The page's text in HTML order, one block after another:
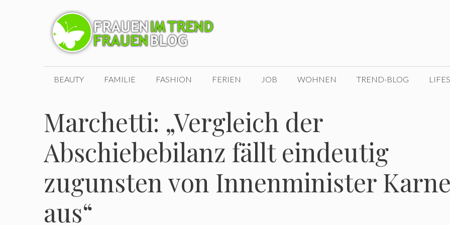
BEAUTY FAMILIE FASHION FERIEN JOB WOHNEN TREND-BLOG
Marchetti: „Vergleich der
Abschiebebilanz fällt eindeutig
zugunsten von Innenminister
aus“